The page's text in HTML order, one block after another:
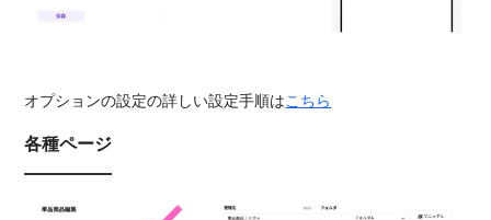
オプションの設定の詳しい設定手順はこちら
各種ページ